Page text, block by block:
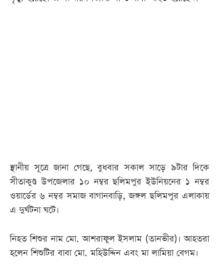
বিভাগ
ই-
পেপার
স্থানীয় সূত্রে জানা গেছে, বুধবার সকাল সাড়ে ৯টার দিকে
সীতাকুণ্ড উপজেলার ১০ নম্বর ছলিমপুর ইউনিয়নের ১ নম্বর
ওয়ার্ডের ৬ নম্বর সমাজ বাগানবাড়ি, জঙ্গল ছলিমপুর এলাকায়
এ দুর্ঘটনা ঘটে।
নিহত শিশুর নাম মো. আশরাফুল ইসলাম (তানভীর)। আহতরা
হলেন শিশুটির বাবা মো. মহিউদ্দিন এবং মা লামিয়া বেগম।